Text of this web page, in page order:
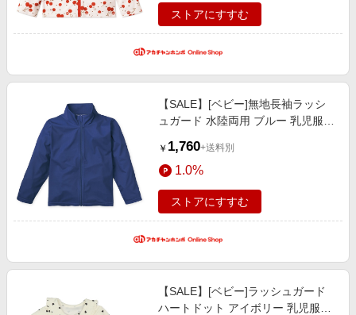
ストアにすすむ
【SALE】[ベビー]無地長袖ラッシ
ュガード 水陸両用 ブルー 乳児服・
着・スイムグッズ・プール・浮輪
ベビー水着(男の子）
￥ 1,760+送料別
1.0%
ストアにすすむ
【SALE】[ベビー]ラッシュガード
ハートドット アイボリー 乳児服・